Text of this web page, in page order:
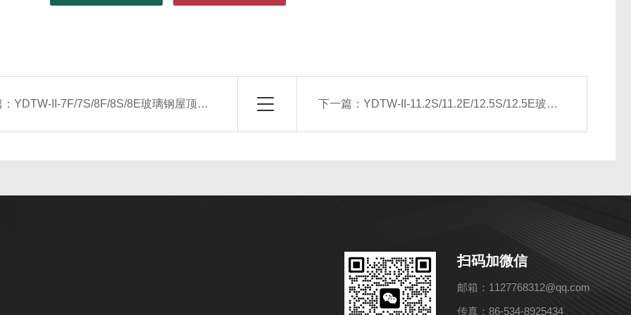
：YDTW-II-7F/7S/8F/8S/8E玻璃钢屋顶风机 下一篇： YDTW-II-11.2S/11.2E/12.5S/12.5E玻璃钢屋顶风机
扫码加微信
邮箱：1127768312@qq.com
传真：86-534-8925434